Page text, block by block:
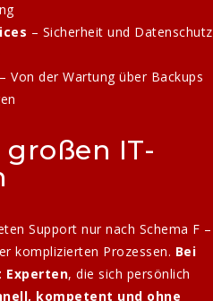
– Sicherheit und Datenschutz
– Von der Wartung über Backups
IT-
Support nur nach Schema F –
komplizierten Prozessen. Bei
Experten, die sich persönlich
kompetent und ohne